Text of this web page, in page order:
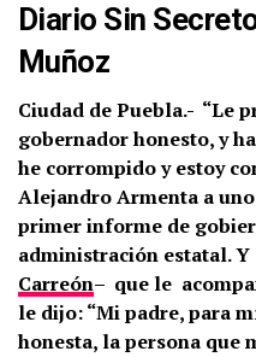
Diario Sin
Muñoz
Ciudad de Puebla.- “Le
gobernador honesto, y
he corrompido y estoy
Alejandro Armenta a
primer informe de
administración estatal. Y
Carreón– que le
le dijo: “Mi padre, para
honesta, la persona que